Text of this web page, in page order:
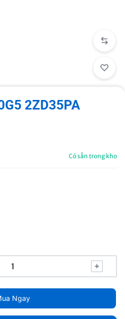
2ZD35PA
Có sẵn trong kho
Ngay